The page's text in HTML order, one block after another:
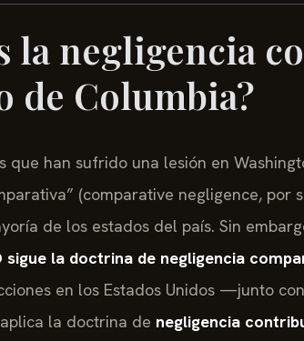
la negligencia
de Columbia?
que han sufrido una lesión en
(comparative negligence, por
de los estados del país. Sin
sigue la doctrina de negligencia
en los Estados Unidos —junto
la doctrina de negligencia